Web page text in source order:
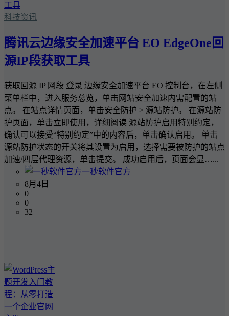
科技资讯
腾讯云边缘安全加速平台 EO EdgeOne回
源IP段获取工具
获取回源 IP 网段 登录 边缘安全加速平台 EO 控制台，在左侧
菜单栏中，进入服务总览，单击网站安全加速内需配置的站
点。 在站点详情页面，单击安全防护 > 源站防护。 在源站防
护页面，单击立即使用，详细阅读 源站防护启用特别约定，
确认可以接受“特别约定”中的内容后，单击确认启用。 单击
源站防护状态的开关将其设置为启用，选择需要被防护的站点
加速/四层代理资源，单击提交。 成功启用后，页面会显…...
一秒软件官方
8月4日
0
0
32